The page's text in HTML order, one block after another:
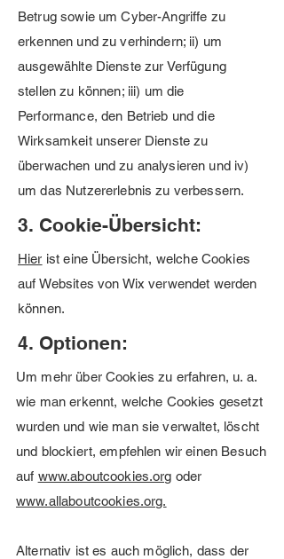
Betrug sowie um Cyber-Angriffe zu
erkennen und zu verhindern; ii) um
ausgewählte Dienste zur Verfügung
stellen zu können; iii) um die
Performance, den Betrieb und die
Wirksamkeit unserer Dienste zu
überwachen und zu analysieren und iv)
um das Nutzererlebnis zu verbessern.
3. Cookie-Übersicht:
Hier ist eine Übersicht, welche Cookies
auf Websites von Wix verwendet werden
können.
4. Optionen:
Um mehr über Cookies zu erfahren, u. a.
wie man erkennt, welche Cookies gesetzt
wurden und wie man sie verwaltet, löscht
und blockiert, empfehlen wir einen Besuch
auf www.aboutcookies.org oder
www.allaboutcookies.org.
Alternativ ist es auch möglich, dass der